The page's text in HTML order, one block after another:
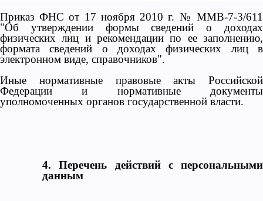
Приказ ФНС от 17 ноября 2010 г. № ММВ-7-3/611
"Об утверждении формы сведений о доходах
физических лиц и рекомендации по ее заполнению,
формата сведений о доходах физических лиц в
электронном виде, справочников".
Иные нормативные правовые акты Российской
Федерации и нормативные документы
уполномоченных органов государственной власти.
4. Перечень действий с персональными
данным